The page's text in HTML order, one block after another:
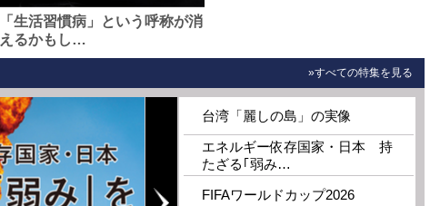
「生活習慣病」という呼称が消
えるかもし…
»すべての特集を見る
台湾「麗しの島」の実像
エネルギー依存国家・日本 持
たざる｢弱み…
FIFAワールドカップ2026